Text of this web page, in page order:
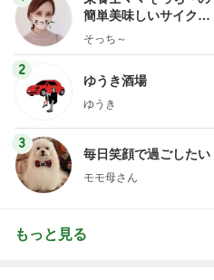
簡単美味しいサイクル
献立
そっち～
2
ゆうき酒場
ゆうき
3
毎日笑顔で過ごしたい
モモ母さん
もっと見る